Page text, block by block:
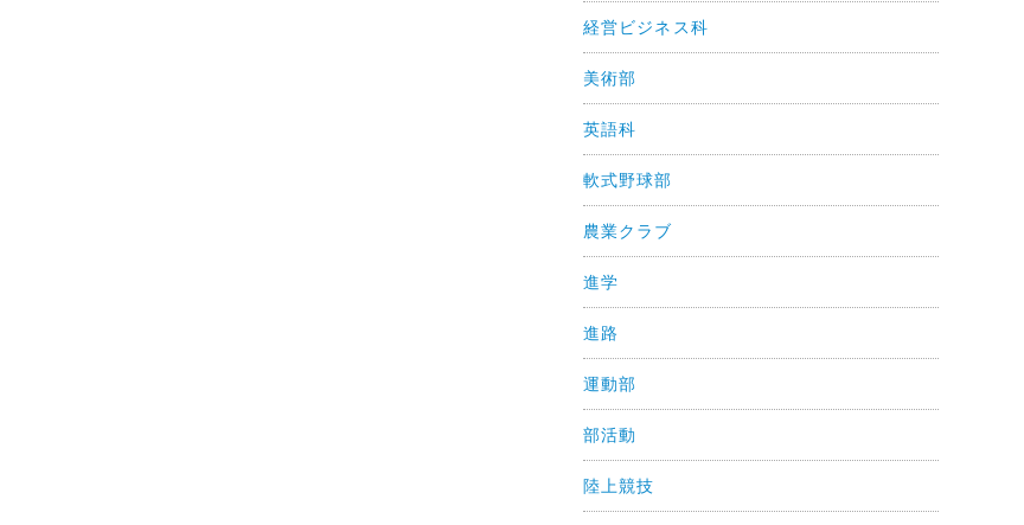
経営ビジネス科
美術部
英語科
軟式野球部
農業クラブ
進学
進路
運動部
部活動
陸上競技